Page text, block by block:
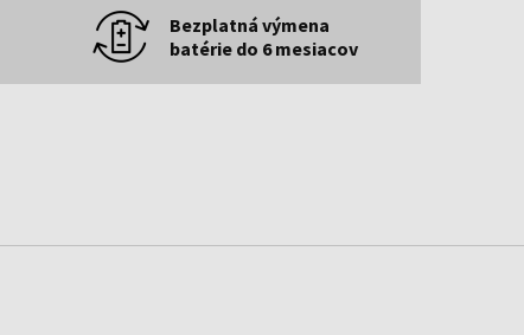
Bezplatná výmena
batérie do 6 mesiacov